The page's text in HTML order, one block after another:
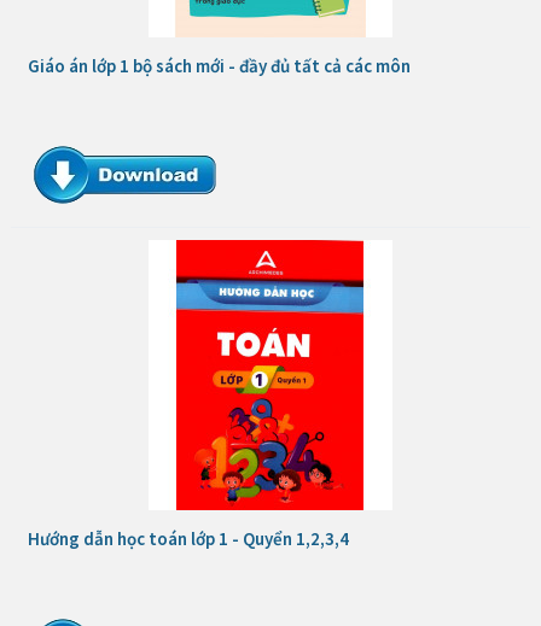
Giáo án lớp 1 bộ sách mới - đầy đủ tất cả các môn
Hướng dẫn học toán lớp 1 - Quyển 1,2,3,4